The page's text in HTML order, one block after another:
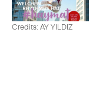
Credits: AY YILDIZ